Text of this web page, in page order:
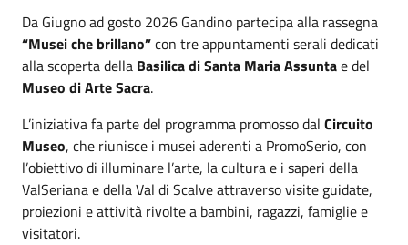
Da Giugno ad gosto 2026 Gandino partecipa alla rassegna
“Musei che brillano”con tre appuntamenti serali dedicati
alla scoperta della Basilica di Santa Maria Assuntae del
Museo di Arte Sacra.
L’iniziativa fa parte del programma promosso dal Circuito
Museo, che riunisce i musei aderenti a PromoSerio, con
l’obiettivo di illuminare l’arte, la cultura e i saperi della
ValSeriana e della Val di Scalve attraverso visite guidate,
proiezioni e attività rivolte a bambini, ragazzi, famiglie e
visitatori.